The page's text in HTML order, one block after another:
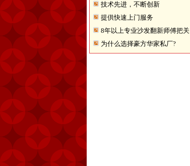
技术先进，不断创新
提供快速上门服务
8年以上专业沙发翻新师傅把关
为什么选择豪方华家私厂?